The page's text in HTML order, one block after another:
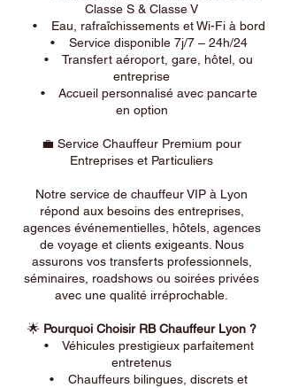
Classe S & Classe V
• Eau, rafraîchissements et Wi-Fi à bord
• Service disponible 7j/7 – 24h/24
• Transfert aéroport, gare, hôtel, ou
entreprise
• Accueil personnalisé avec pancarte
en option
💼 Service Chauffeur Premium pour
Entreprises et Particuliers
Notre service de chauffeur VIP à Lyon
répond aux besoins des entreprises,
agences événementielles, hôtels, agences
de voyage et clients exigeants. Nous
assurons vos transferts professionnels,
séminaires, roadshows ou soirées privées
avec une qualité irréprochable.
🌟 Pourquoi Choisir RB Chauffeur Lyon ?
• Véhicules prestigieux parfaitement
entretenus
• Chauffeurs bilingues, discrets et